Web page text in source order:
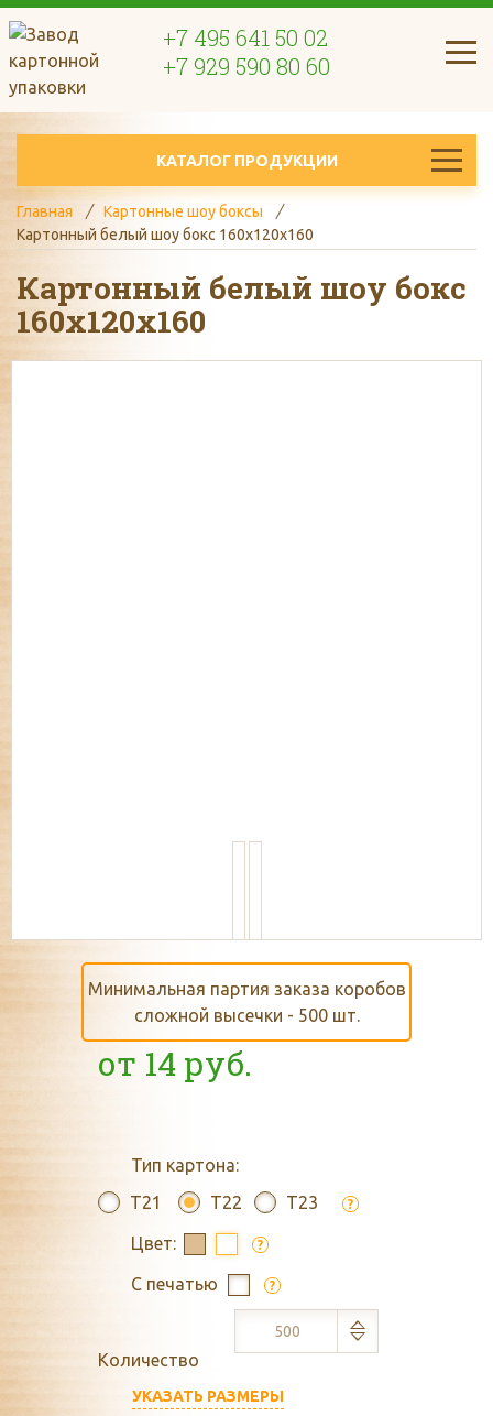
+7 495 641 50 02
+7 929 590 80 60
КАТАЛОГ ПРОДУКЦИИ
Главная
Картонные шоу боксы
Картонный белый шоу бокс 160x120x160
Картонный белый шоу бокс
160x120x160
Минимальная партия заказа коробов
сложной высечки - 500 шт.
от 14 руб.
Тип картона:
T21
T22 T23 ?
Цвет: ?
С печатью ?
Количество
УКАЗАТЬ РАЗМЕРЫ